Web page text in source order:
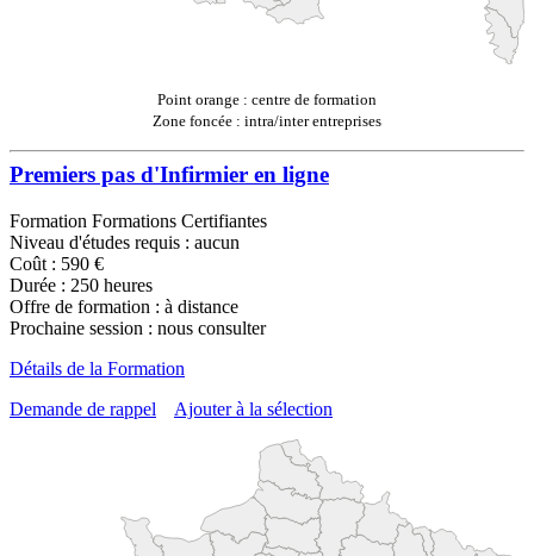
Point orange : centre de formation
Zone foncée : intra/inter entreprises
Premiers pas d'Infirmier en ligne
Formation Formations Certifiantes
Niveau d'études requis : aucun
Coût : 590 €
Durée : 250 heures
Offre de formation : à distance
Prochaine session : nous consulter
Détails de la Formation
Demande de rappel
Ajouter à la sélection